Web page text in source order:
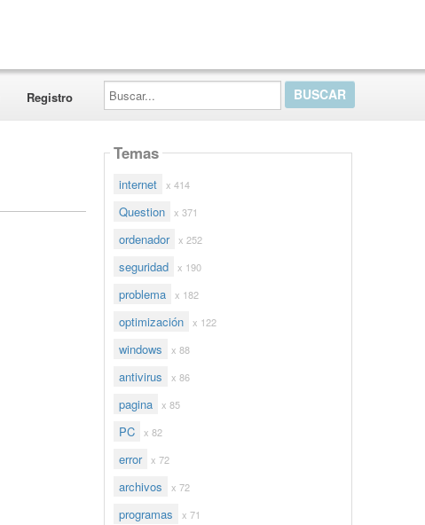
Registro
Buscar...
Temas
internet x 414
Question x 371
ordenador x 252
seguridad x 190
problema x 182
optimización x 122
windows x 88
antivirus x 86
pagina x 85
PC x 82
error x 72
archivos x 72
programas x 71